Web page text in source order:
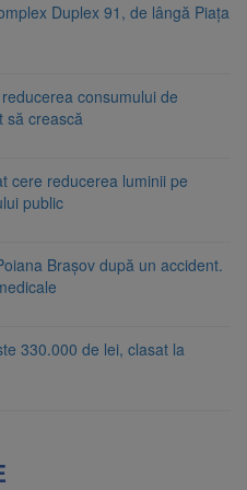
Duplex 91, de lângă Piața
consumului de
să crească
cere reducerea luminii pe
public
Brașov după un accident.
330.000 de lei, clasat la